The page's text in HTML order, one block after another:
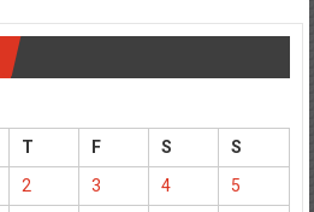
T F S
S
2 3 4 5